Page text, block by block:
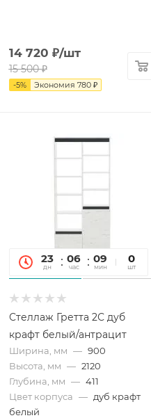
14 720 ₽/шт
15 500₽
-5% Экономия 780₽
23
дн
06
час
09
мин
10
сек
0
шт
Стеллаж Гретта 2С дуб
крафт белый/антрацит
Ширина, мм — 900
Высота, мм — 2120
Глубина, мм — 411
Цвет корпуса — дуб крафт
белый